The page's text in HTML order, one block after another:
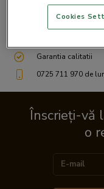
Livrare gratuita
Garantia calitatii
0725 711 970 de
Înscrieți-vă
o
Cookies